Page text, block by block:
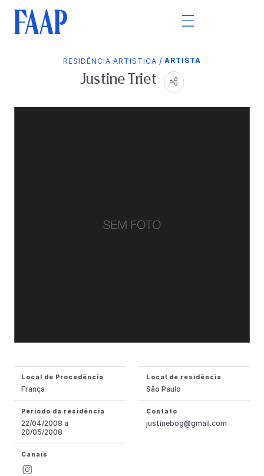
RESIDÊNCIA ARTISTICA / ARTISTA
Justine Triet
Local de Procedência
França
Local de residência
São Paulo
Período da residência
22/04/2008 a
20/05/2008
Contato
justinebog@gmail.com
Canais